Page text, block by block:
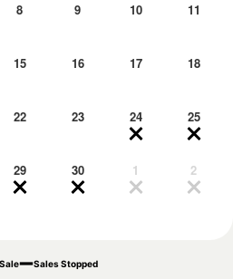
8 9 10 11
15 16 17 18
22 23 24 25
29 30 1 2
Sales Stopped